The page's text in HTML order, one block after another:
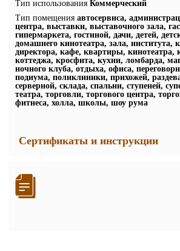
Тип использования Коммерческий
Тип помещения автосервиса,
центра, выставки, выставочного зала,
гипермаркета, гостиной, дачи, детей,
домашнего кинотеатра, зала, института,
директора, кафе, квартиры, кинотеатра,
коттеджа, кросфита, кухни, ломбарда,
ночного клуба, отдыха, офиса,
подиума, поликлиники, прихожей,
серверной, склада, спальни, ступеней,
театра, торговли, торгового центра,
фитнеса, холла, школы, шоу рума
Сертификаты и инструкции